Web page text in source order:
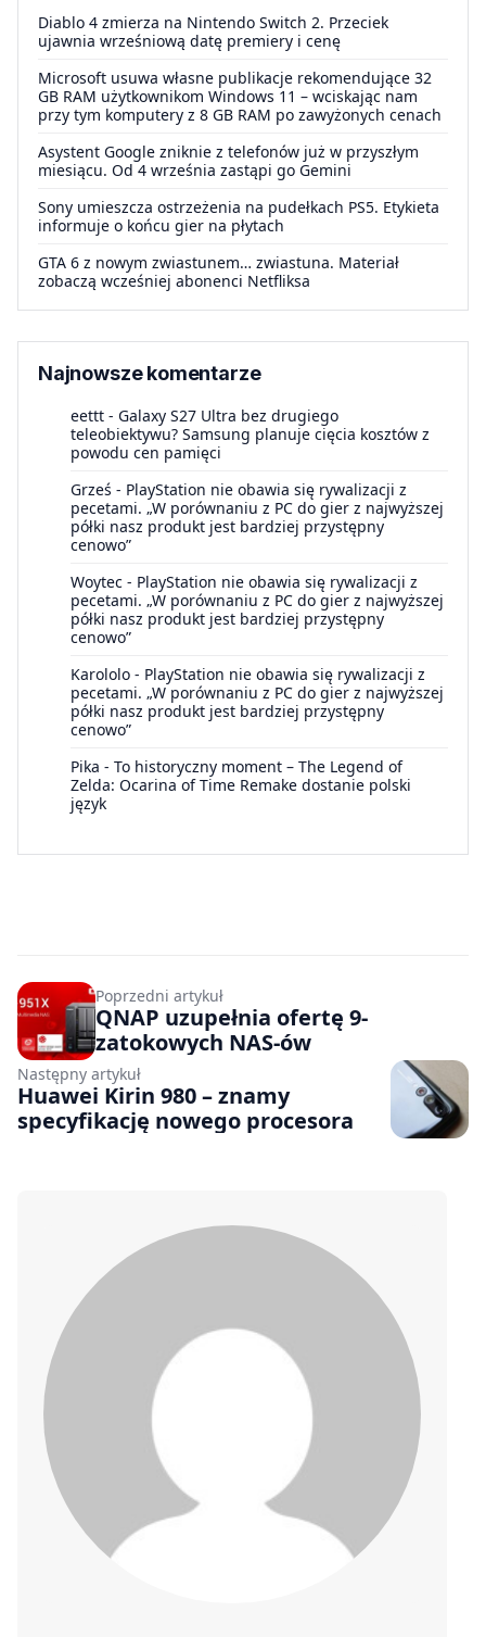
Diablo 4 zmierza na Nintendo Switch 2. Przeciek
ujawnia wrześniową datę premiery i cenę
Microsoft usuwa własne publikacje rekomendujące 32
GB RAM użytkownikom Windows 11 – wciskając nam
przy tym komputery z 8 GB RAM po zawyżonych cenach
Asystent Google zniknie z telefonów już w przyszłym
miesiącu. Od 4 września zastąpi go Gemini
Sony umieszcza ostrzeżenia na pudełkach PS5. Etykieta
informuje o końcu gier na płytach
GTA 6 z nowym zwiastunem… zwiastuna. Materiał
zobaczą wcześniej abonenci Netfliksa
Najnowsze komentarze
eettt - Galaxy S27 Ultra bez drugiego
teleobiektywu? Samsung planuje cięcia kosztów z
powodu cen pamięci
Grześ - PlayStation nie obawia się rywalizacji z
pecetami. „W porównaniu z PC do gier z najwyższej
półki nasz produkt jest bardziej przystępny
cenowo”
Woytec - PlayStation nie obawia się rywalizacji z
pecetami. „W porównaniu z PC do gier z najwyższej
półki nasz produkt jest bardziej przystępny
cenowo”
Karololo - PlayStation nie obawia się rywalizacji z
pecetami. „W porównaniu z PC do gier z najwyższej
półki nasz produkt jest bardziej przystępny
cenowo”
Pika - To historyczny moment – The Legend of
Zelda: Ocarina of Time Remake dostanie polski
język
Poprzedni artykuł
QNAP uzupełnia ofertę 9-
zatokowych NAS-ów
Następny artykuł
Huawei Kirin 980 – znamy
specyfikację nowego procesora